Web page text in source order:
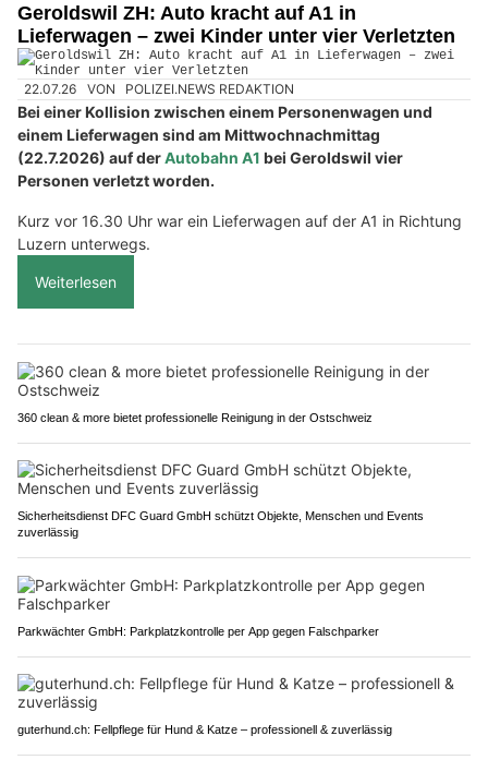
Geroldswil ZH: Auto kracht auf A1 in
Lieferwagen – zwei Kinder unter vier Verletzten
22.07.26 VON POLIZEI.NEWS REDAKTION
Bei einer Kollision zwischen einem Personenwagen und
einem Lieferwagen sind am Mittwochnachmittag
(22.7.2026) auf derAutobahn A1 bei Geroldswil vier
Personen verletzt worden.
Kurz vor 16.30 Uhr war ein Lieferwagen auf der A1 in Richtung
Luzern unterwegs.
Weiterlesen
360 clean & more bietet professionelle Reinigung in der Ostschweiz
Sicherheitsdienst DFC Guard GmbH schützt Objekte, Menschen und Events
zuverlässig
Parkwächter GmbH: Parkplatzkontrolle per App gegen Falschparker
guterhund.ch: Fellpflege für Hund & Katze – professionell & zuverlässig